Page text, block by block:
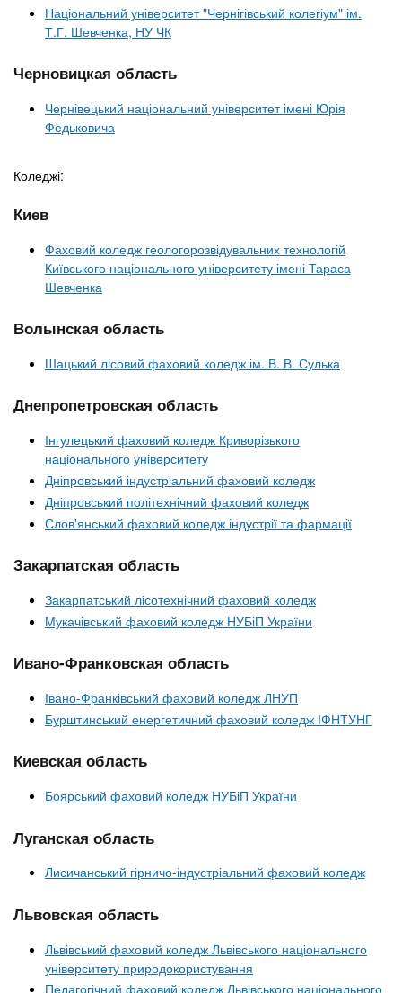
Національний університет "Чернігівський колегіум" ім.
Т.Г. Шевченка, НУ ЧК
Черновицкая область
Чернівецький національний університет імені Юрія
Федьковича
Коледжі:
Киев
Фаховий коледж геологорозвідувальних технологій
Київського національного університету імені Тараса
Шевченка
Волынская область
Шацький лісовий фаховий коледж ім. В. В. Сулька
Днепропетровская область
Інгулецький фаховий коледж Криворізького
національного університету
Дніпровський індустріальний фаховий коледж
Дніпровський політехнічний фаховий коледж
Слов'янський фаховий коледж індустрії та фармації
Закарпатская область
Закарпатський лісотехнічний фаховий коледж
Мукачівський фаховий коледж НУБіП України
Ивано-Франковская область
Івано-Франківський фаховий коледж ЛНУП
Бурштинський енергетичний фаховий коледж ІФНТУНГ
Киевская область
Боярський фаховий коледж НУБіП України
Луганская область
Лисичанський гірничо-індустріальний фаховий коледж
Львовская область
Львівський фаховий коледж Львівського національного
університету природокористування
Педагогічний фаховий коледж Львівського національного